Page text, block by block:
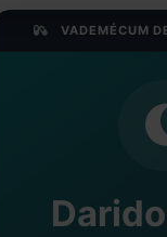
VADEMÉCUM